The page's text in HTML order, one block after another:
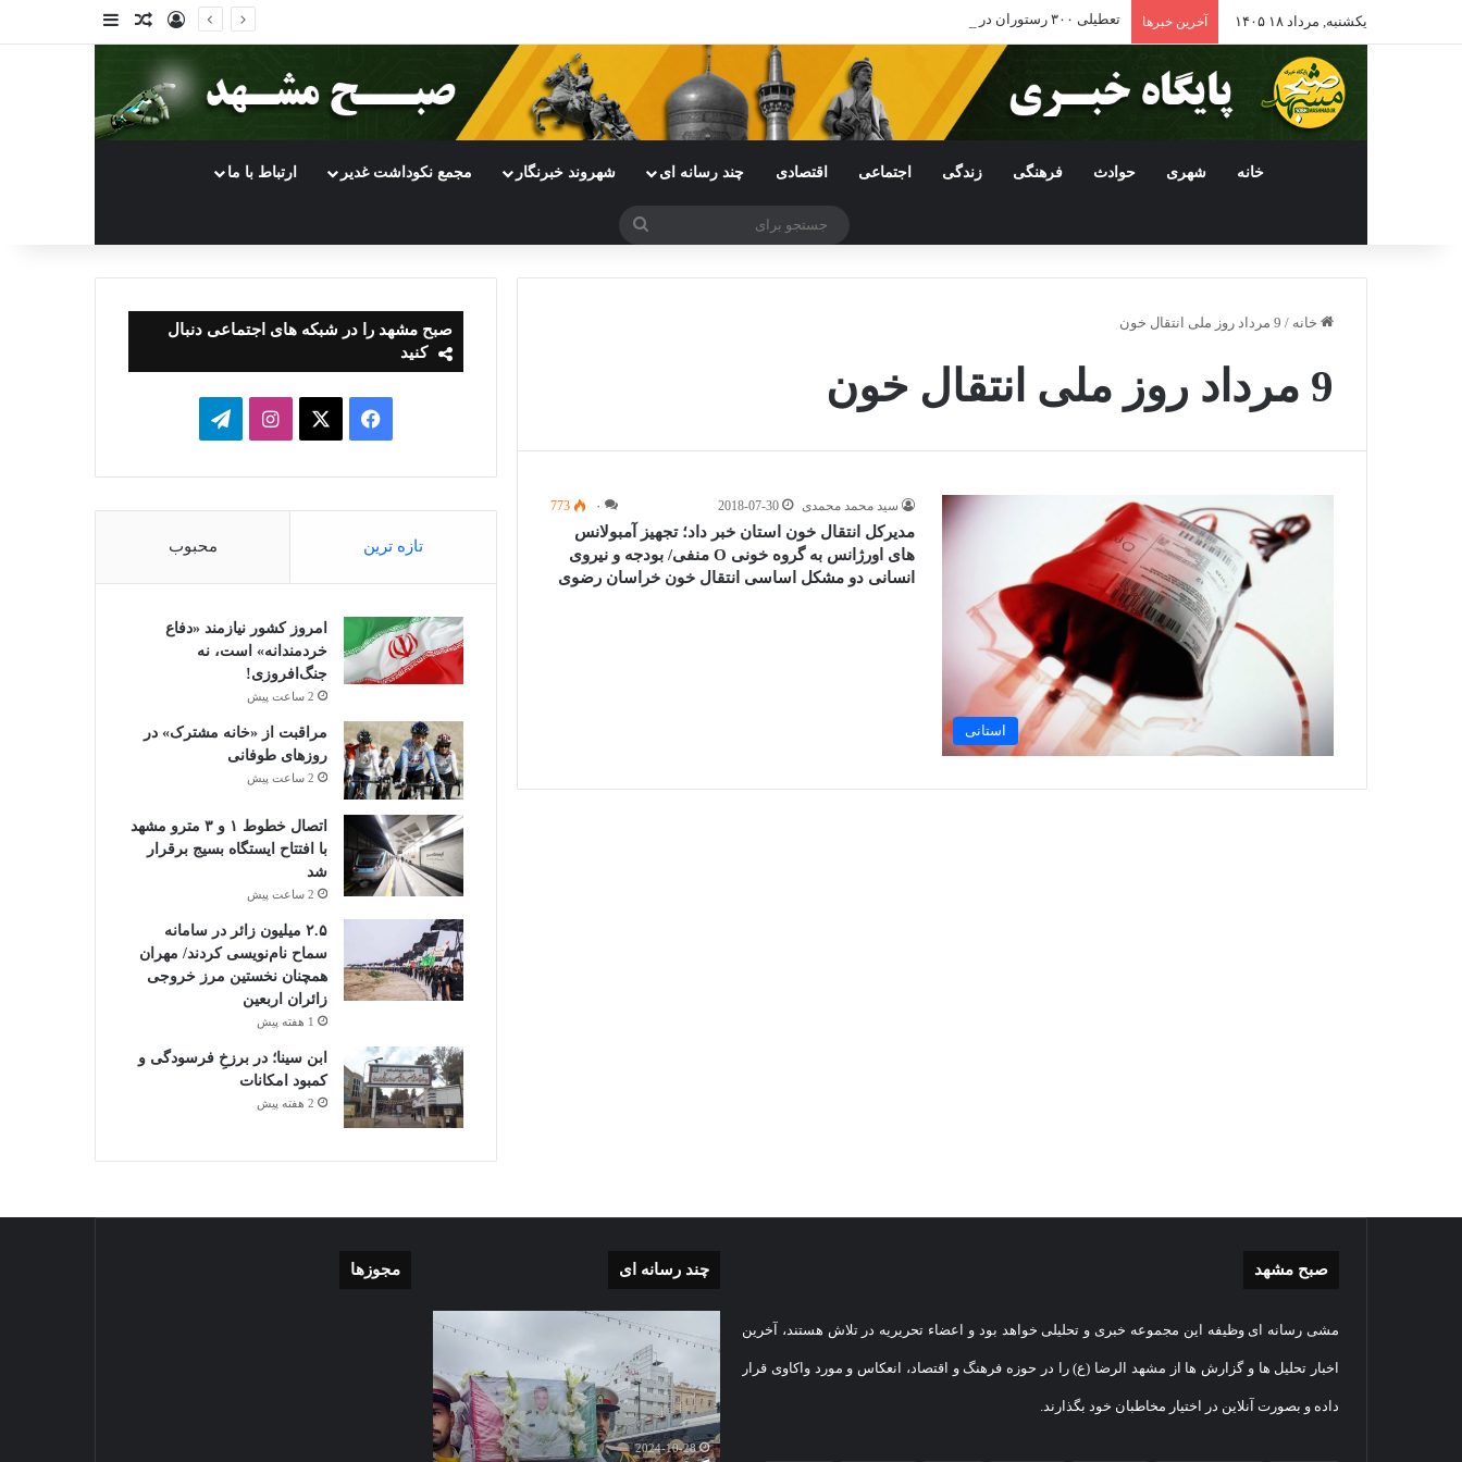
یکشنبه, مرداد ۱۸ ۱۴۰۵ آخرین خبرها تعطیلی ۳۰۰ رستوران در مشهد؛ ۲ هزار نفر بیکار شدند ورودنوشته تصادفی
سایدبار
خانه شهری حوادث فرهنگی زندگی اجتماعی اقتصادی چند رسانه ای شهروند خبرنگار مجمع نکوداشت غدیر ارتباط با ما
جستجو
خانه / 9 مرداد روز ملی انتقال خون
9 مرداد روز ملی انتقال خون
استانی
سید محمد محمدی 2018-07-30 ۰ 773
مدیرکل انتقال خون استان خبر داد؛ تجهیز آمبولانس
های اورژانس به گروه خونی O منفی/ بودجه و نیروی
انسانی دو مشکل اساسی انتقال خون خراسان رضوی
صبح مشهد را در شبکه های اجتماعی دنبال
کنید
فیسبوک ایکساینستاگرامتلگرام
تازه ترین محبوب
امروز کشور نیازمند «دفاع
خردمندانه» است، نه
جنگ‌افروزی!
2 ساعت پیش
مراقبت از «خانه مشترک» در
روزهای طوفانی
2 ساعت پیش
اتصال خطوط ۱ و ۳ مترو مشهد
با افتتاح ایستگاه بسیج برقرار
شد
2 ساعت پیش
۲.۵ میلیون زائر در سامانه
سماح نام‌نویسی کردند/ مهران
همچنان نخستین مرز خروجی
زائران اربعین
1 هفته پیش
ابن سینا؛ در برزخِ فرسودگی و
کمبود امکانات
2 هفته پیش
صبح مشهد
مشی رسانه ای وظیفه این مجموعه خبری و تحلیلی خواهد بود و اعضاء تحریریه در تلاش هستند، آخرین
اخبار تحلیل ها و گزارش ها از مشهد الرضا (ع) را در حوزه فرهنگ و اقتصاد، انعکاس و مورد واکاوی قرار
داده و بصورت آنلاین در اختیار مخاطبان خود بگذارند.
چند رسانه ای
گزارش
تصویری
اقامه
عید
غبارروبی
مضجع
نورانی
تصویری
پیکر
مطهر
شهید
امنیت
2024-10-28
مجوزها